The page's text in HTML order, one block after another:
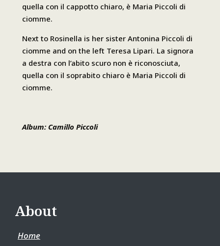
quella con il cappotto chiaro, è Maria Piccoli di
ciomme.
Next to Rosinella is her sister Antonina Piccoli di
ciomme and on the left Teresa Lipari. La signora
a destra con l’abito scuro non è riconosciuta,
quella con il soprabito chiaro è Maria Piccoli di
ciomme.
Album: Camillo Piccoli
About
Home